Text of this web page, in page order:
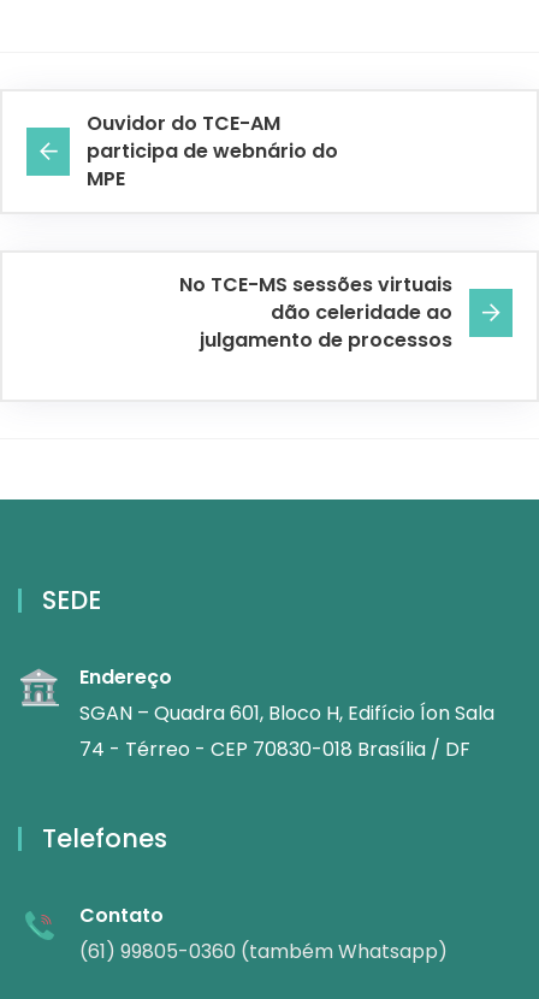
Ouvidor do TCE-AM
participa de webnário do
MPE
No TCE-MS sessões virtuais
dão celeridade ao
julgamento de processos
SEDE
Endereço
SGAN – Quadra 601, Bloco H, Edifício Íon Sala
74 - Térreo - CEP 70830-018 Brasília / DF
Telefones
Contato
(61) 99805-0360 (também Whatsapp)